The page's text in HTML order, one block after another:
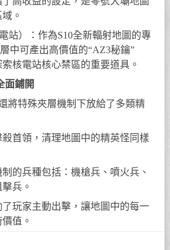
。
站）：作為S10全新輻射地圖的專
中可產出高價值的“AZ3秘鑰”
索核電站核心禁區的重要道具。
面鋪開
將特殊夾層機制下放給了多類精
首領，清理地圖中的精英怪同樣
的兵種包括：機槍兵、噴火兵、
兵。
玩家主動出擊，讓地圖中的每一
值。